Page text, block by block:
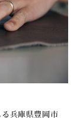
兵庫県豊岡市